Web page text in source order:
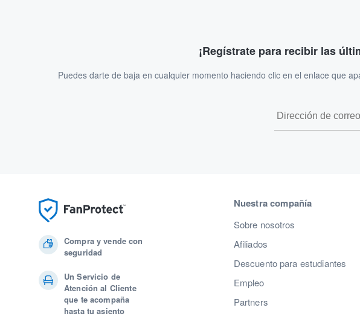
¡Regístrate para recibir las
Puedes darte de baja en cualquier momento haciendo clic en el enlace que
Compra y vende con
seguridad
Un Servicio de
Atención al Cliente
que te acompaña
hasta tu asiento
Nuestra compañía
Sobre nosotros
Afiliados
Descuento para estudiantes
Empleo
Partners